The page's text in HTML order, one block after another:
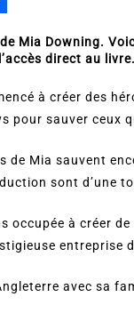
Mia Downing.
direct au livre.
à créer des
pour sauver ceux
de Mia sauvent
sont d’une
occupée à créer
entreprise
avec sa